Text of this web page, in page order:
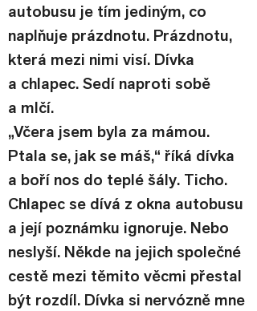
autobusu je tím jediným, co
naplňuje prázdnotu. Prázdnotu,
která mezi nimi visí. Dívka
a chlapec. Sedí naproti sobě
a mlčí.
„Včera jsem byla za mámou.
Ptala se, jak se máš,“ říká dívka
a boří nos do teplé šály. Ticho.
Chlapec se dívá z okna autobusu
a její poznámku ignoruje. Nebo
neslyší. Někde na jejich společné
cestě mezi těmito věcmi přestal
být rozdíl. Dívka si nervózně mne